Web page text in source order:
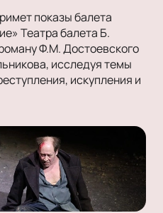
показы балета
Театра балета Б.
Ф.М. Достоевского
исследуя темы
искупления и